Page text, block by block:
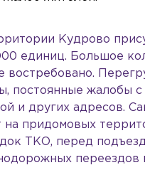
Кудрово
единиц. Большое
востребовано.
постоянные жалобы с
и других адресов.
на придомовых
ТКО, перед
переездов